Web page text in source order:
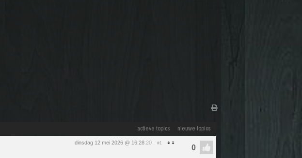
actieve topics nieuwe topics
dinsdag 12 mei 2026 @ 16:28:20 #1